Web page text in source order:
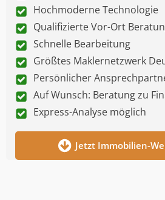
Hochmoderne Technologie
Qualifizierte Vor-Ort
Schnelle Bearbeitung
Größtes Maklernetzwerk
Persönlicher
Auf Wunsch: Beratung zu
Express-Analyse möglich
Jetzt Immobilien-